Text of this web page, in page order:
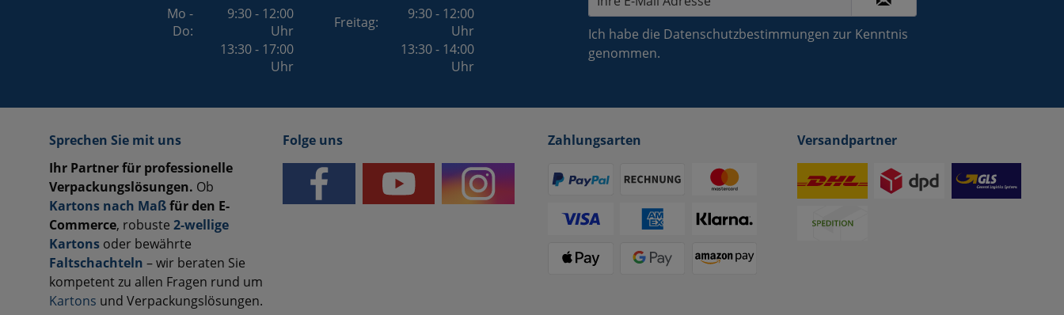
Mo -
Do:
9:30 - 12:00
Uhr
Freitag:
9:30 - 12:00
Uhr
13:30 - 17:00
Uhr
13:30 - 14:00
Uhr
Ich habe die Datenschutzbestimmungen zur Kenntnis
genommen.
Sprechen Sie mit uns
Ihr Partner für professionelle
Verpackungslösungen. Ob
Kartons nach Maßfür den E-
Commerce, robuste 2-wellige
Kartons oder bewährte
Faltschachteln – wir beraten Sie
kompetent zu allen Fragen rund um
Kartons und Verpackungslösungen.
Folge uns Zahlungsarten Versandpartner